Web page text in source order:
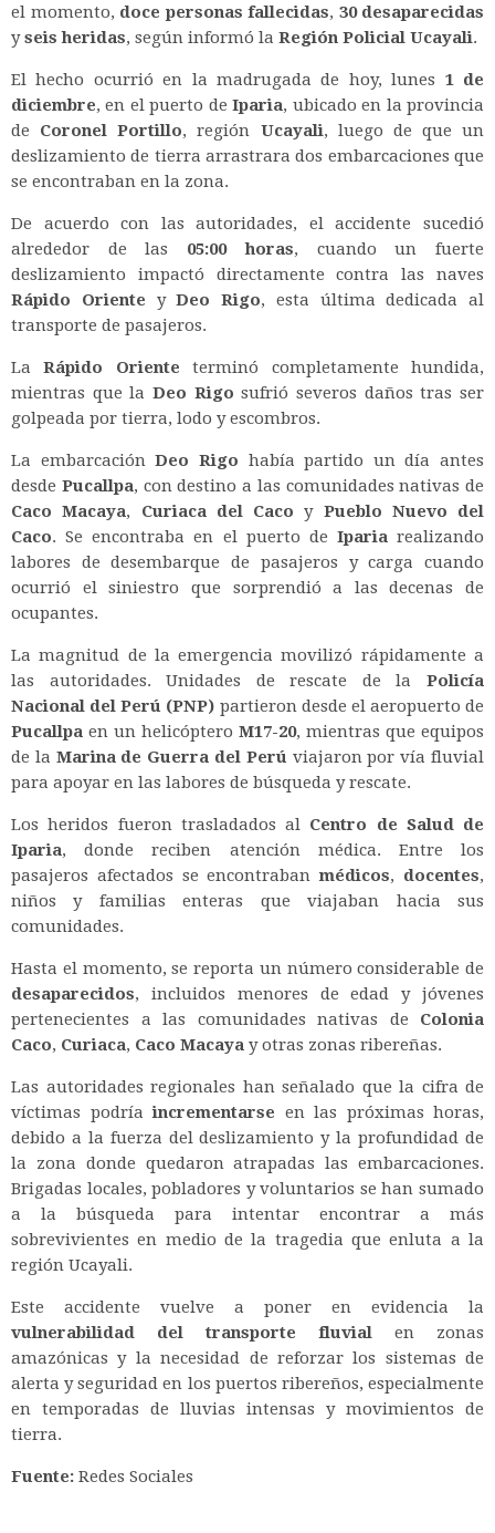
el momento, doce personas fallecidas, 30 desaparecidas
yseis heridas, según informó la Región Policial Ucayali.
El hecho ocurrió en la madrugada de hoy, lunes 1 de
diciembre, en el puerto deIparia, ubicado en la provincia
de Coronel Portillo, región Ucayali, luego de que un
deslizamiento de tierra arrastrara dos embarcaciones que
se encontraban en la zona.
De acuerdo con las autoridades, el accidente sucedió
alrededor de las 05:00 horas, cuando un fuerte
deslizamiento impactó directamente contra las naves
Rápido Oriente yDeo Rigo, esta última dedicada al
transporte de pasajeros.
LaRápido Oriente terminó completamente hundida,
mientras que la Deo Rigo sufrió severos daños tras ser
golpeada por tierra, lodo y escombros.
La embarcaciónDeo Rigo había partido un día antes
desde Pucallpa, con destino a las comunidades nativas de
Caco Macaya, Curiaca del Caco y Pueblo Nuevo del
Caco. Se encontraba en el puerto de Ipariarealizando
labores de desembarque de pasajeros y carga cuando
ocurrió el siniestro que sorprendió a las decenas de
ocupantes.
La magnitud de la emergencia movilizó rápidamente a
las autoridades. Unidades de rescate de la Policía
Nacional del Perú (PNP) partieron desde el aeropuerto de
Pucallpa en un helicóptero M17-20, mientras que equipos
de la Marina de Guerra del Perú viajaron por vía fluvial
para apoyar en las labores de búsqueda y rescate.
Los heridos fueron trasladados al Centro de Salud de
Iparia, donde reciben atención médica. Entre los
pasajeros afectados se encontrabanmédicos, docentes,
niños y familias enteras que viajaban hacia sus
comunidades.
Hasta el momento, se reporta un número considerable de
desaparecidos, incluidos menores de edad y jóvenes
pertenecientes a las comunidades nativas de Colonia
Caco, Curiaca, Caco Macaya y otras zonas ribereñas.
Las autoridades regionales han señalado que la cifra de
víctimas podríaincrementarse en las próximas horas,
debido a la fuerza del deslizamiento y la profundidad de
la zona donde quedaron atrapadas las embarcaciones.
Brigadas locales, pobladores y voluntarios se han sumado
a la búsqueda para intentar encontrar a más
sobrevivientes en medio de la tragedia que enluta a la
región Ucayali.
Este accidente vuelve a poner en evidencia la
vulnerabilidad del transporte fluvial en zonas
amazónicas y la necesidad de reforzar los sistemas de
alerta y seguridad en los puertos ribereños, especialmente
en temporadas de lluvias intensas y movimientos de
tierra.
Fuente: Redes Sociales